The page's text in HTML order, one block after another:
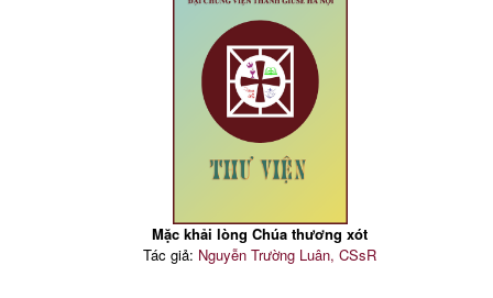
Mặc khải lòng Chúa thương xót
Tác giả: Nguyễn Trường Luân, CSsR